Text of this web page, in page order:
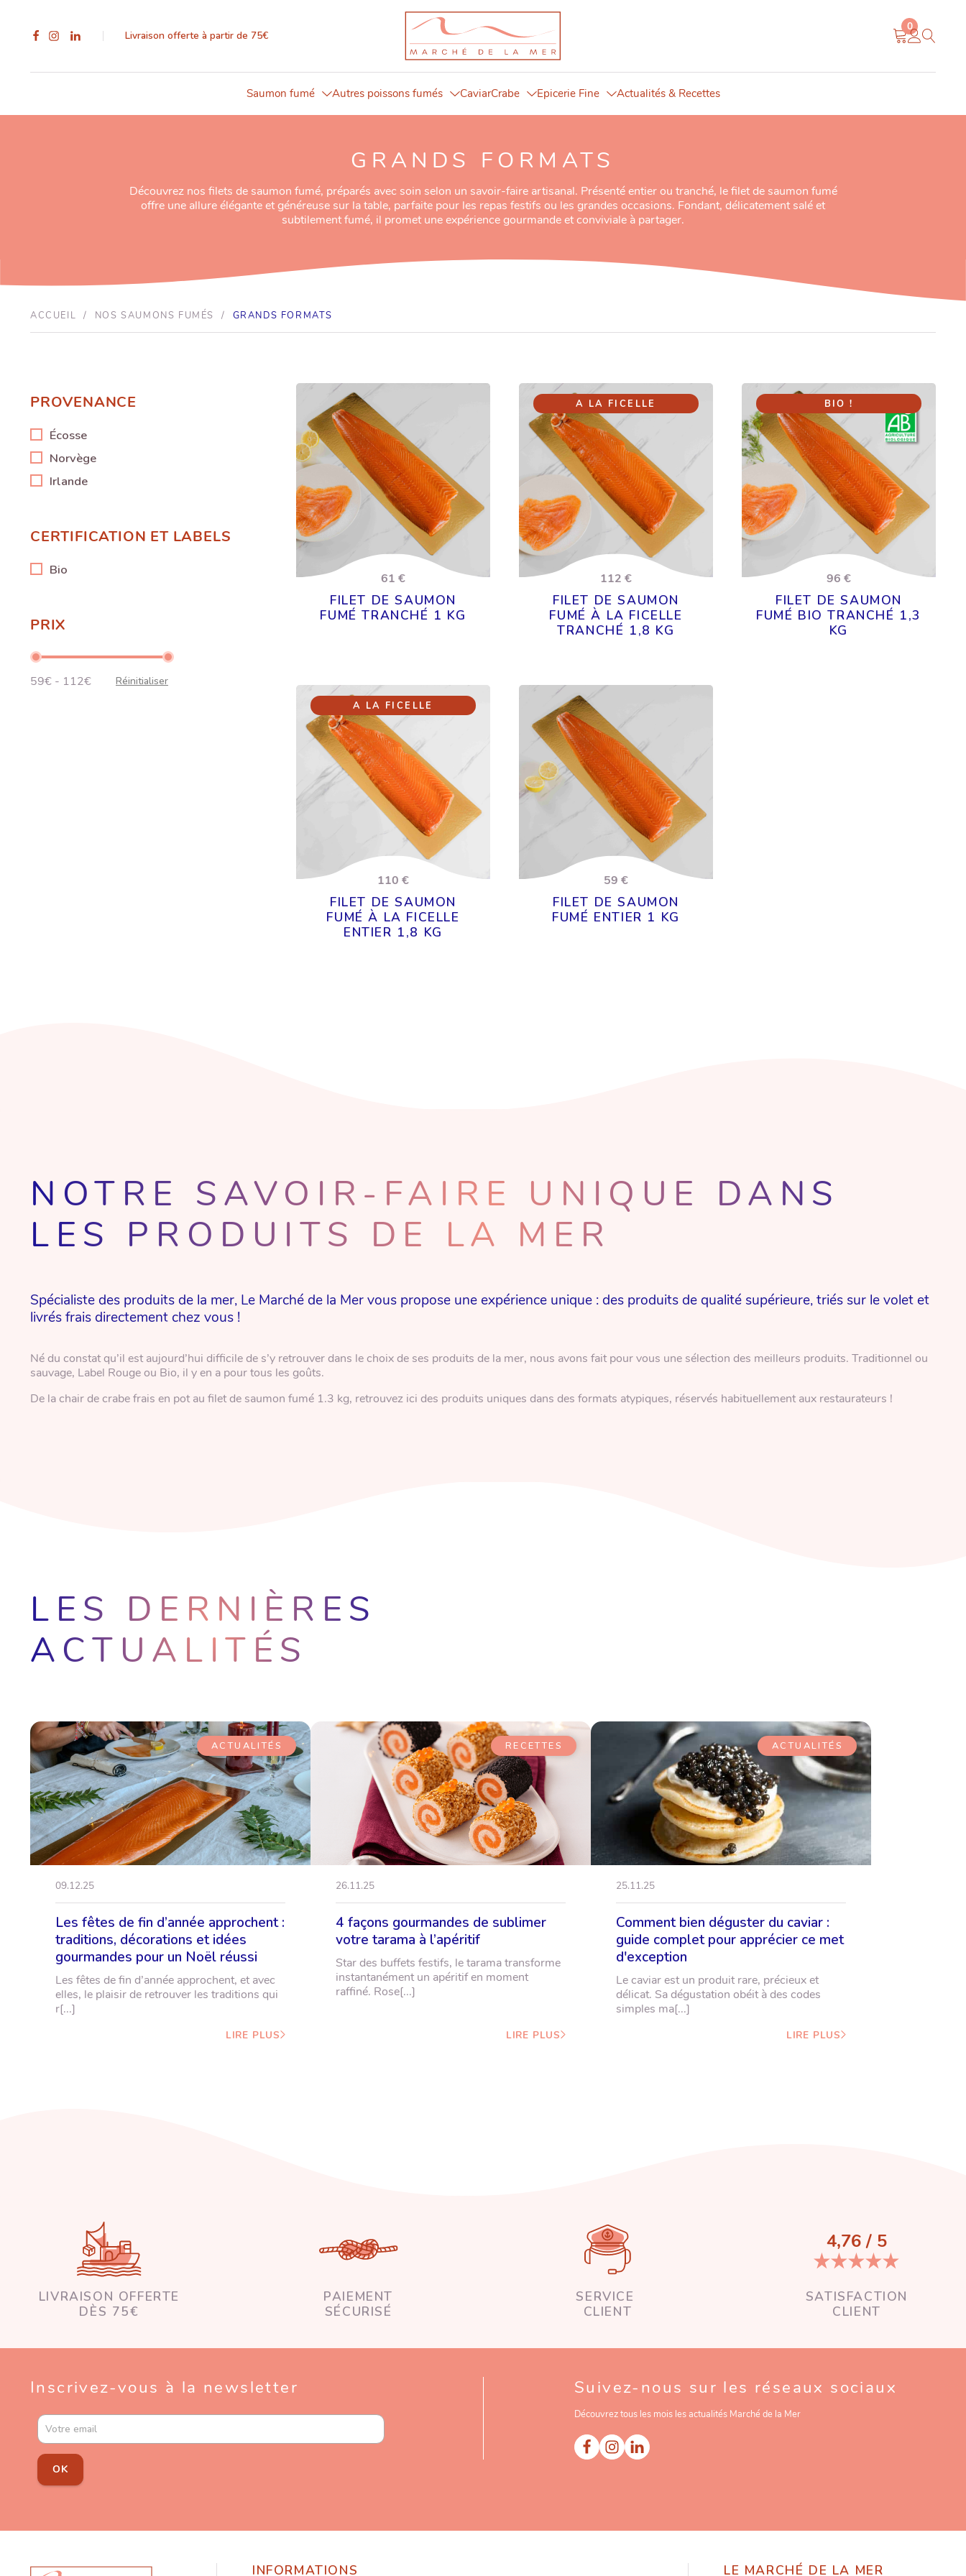
Livraison offerte à partir de 75€
0
Saumon fumé Autres poissons fumés CaviarCrabe Epicerie Fine Actualités & Recettes
GRANDS FORMATS
Découvrez nos filets de saumon fumé, préparés avec soin selon un savoir-faire artisanal. Présenté entier ou tranché, le filet de saumon fumé
offre une allure élégante et généreuse sur la table, parfaite pour les repas festifs ou les grandes occasions. Fondant, délicatement salé et
subtilement fumé, il promet une expérience gourmande et conviviale à partager.
ACCUEIL / NOS SAUMONS FUMÉS / GRANDS FORMATS
PROVENANCE
PROVENANCE
Écosse
Norvège
Irlande
CERTIFICATION ET LABELS
CERTIFICATION ET LABELS
Bio
PRIX
PRIX
59€ - 112€ Réinitialiser
61 €
FILET DE SAUMON
FUMÉ TRANCHÉ 1 KG
A LA FICELLE
112 €
FILET DE SAUMON
FUMÉ À LA FICELLE
TRANCHÉ 1,8 KG
BIO !
96 €
FILET DE SAUMON
FUMÉ BIO TRANCHÉ 1,3
KG
A LA FICELLE
110 €
FILET DE SAUMON
FUMÉ À LA FICELLE
ENTIER 1,8 KG
59 €
FILET DE SAUMON
FUMÉ ENTIER 1 KG
NOTRE SAVOIR-FAIRE UNIQUE DANS
LES PRODUITS DE LA MER
Spécialiste des produits de la mer, Le Marché de la Mer vous propose une expérience unique : des produits de qualité supérieure, triés sur le volet et
livrés frais directement chez vous !
Né du constat qu’il est aujourd’hui difficile de s’y retrouver dans le choix de ses produits de la mer, nous avons fait pour vous une sélection des meilleurs produits. Traditionnel ou
sauvage, Label Rouge ou Bio, il y en a pour tous les goûts.
De la chair de crabe frais en pot au filet de saumon fumé 1.3 kg, retrouvez ici des produits uniques dans des formats atypiques, réservés habituellement aux restaurateurs !
LES DERNIÈRES
ACTUALITÉS
ACTUALITÉS
09.12.25
Les fêtes de fin d’année approchent :
traditions, décorations et idées
gourmandes pour un Noël réussi
Les fêtes de fin d’année approchent, et avec
elles, le plaisir de retrouver les traditions qui
r[...]
LIRE PLUS
RECETTES
26.11.25
4 façons gourmandes de sublimer
votre tarama à l’apéritif
Star des buffets festifs, le tarama transforme
instantanément un apéritif en moment
raffiné. Rose[...]
LIRE PLUS
ACTUALITÉS
25.11.25
Comment bien déguster du caviar :
guide complet pour apprécier ce met
d'exception
Le caviar est un produit rare, précieux et
délicat. Sa dégustation obéit à des codes
simples ma[...]
LIRE PLUS
LIVRAISON OFFERTE
DÈS 75€
PAIEMENT
SÉCURISÉ
SERVICE
CLIENT
4,76 / 5
SATISFACTION
CLIENT
Inscrivez-vous à la newsletter
OK
Suivez-nous sur les réseaux sociaux
Découvrez tous les mois les actualités Marché de la Mer
INFORMATIONS LE MARCHÉ DE LA MER